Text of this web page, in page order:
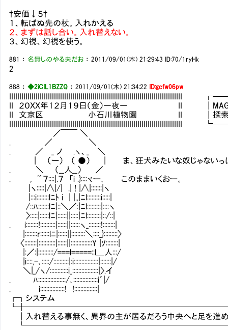
†安価↓５†
１、転ばぬ先の杖。入れかえる
２、まずは話し合い。入れ替えない。
３、幻視、幻視を使う。
881 ： 名無しのやる夫だお ：2011/09/01(木) 21:29:43 ID:70/1ryHk
2
888 ：◆2iCIL1BZZQ ：2011/09/01(木) 21:34:22 ID:gcfw06pw
II ２０ＸＸ年１２月１９日（金）―夜― II │MAG
II 文京区 小石川植物園 II │探索：6
／￣￣ ＼
. ／ ＼
. ／ _ ノ .ヽ、_ ＼
| （ー） （ ●） | ま、狂犬みたいな奴じゃないっぽ
. ＼ （__人__） ／
. , '´７::::|.７ 「i .}::::ヾー､ このままいくおー。
|ヽ:::::|∧|/| .| ! |∧|:::::::|ヽ
|:::i::::::::lﾆﾄ i | |.,|ﾆl:::::::::i:::::|
/::ﾊ:::::::lﾆ|::＼／:|ﾆl:::::::::|::::ヽ
〉:::::|::::::lﾆ|::::::||:::::|ﾆl:::::::::|::/::|
. i::::::::!::::::::::|::::::||::::::ヽ_::::::::!::::::::|
|::::::::r::::::lﾆ|::::::||:::::::::＼::::_}:::::::::〉
〈::::::::|:::::::::::|::::::||::::::::::::::Y |ｿ::::::::|
|:／:|::::::::::/===l=====::l＿人:::/
|i::::,-､:::::/::::::::::|:i::::::::::::::::|:::::::|/
＼|_/ヽ/::::::::::::i_:::::::::::::::::|〉.イ
. ﾊ::::::::::::::::::/､::::::::::::::::i´|/
. i::::::::::::::::! !:::::::::::::::|
┏┓システ
┃入れ替える事無く、異界の主が居るだろう中央へと足を進